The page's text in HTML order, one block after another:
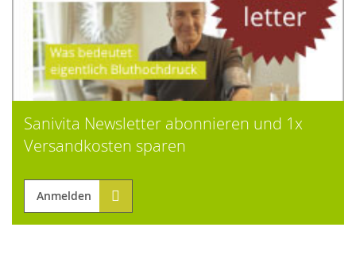
Sanivita Newsletter abonnieren und 1x
Versandkosten sparen
Anmelden